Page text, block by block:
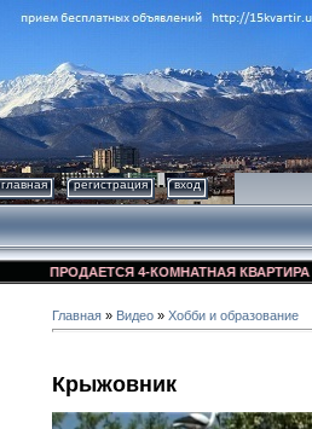
главная регистрация вход
ПРОДАЕТСЯ 4-КОМНАТНАЯ КВАРТИРА ВО
Главная » Видео » Хобби и образование
Крыжовник